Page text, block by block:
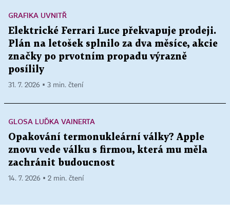
GRAFIKA UVNITŘ
Elektrické Ferrari Luce překvapuje prodeji.
Plán na letošek splnilo za dva měsíce, akcie
značky po prvotním propadu výrazně
posílily
31. 7. 2026 ▪ 3 min. čtení
GLOSA LUĎKA VAINERTA
Opakování termonukleární války? Apple
znovu vede válku s firmou, která mu měla
zachránit budoucnost
14. 7. 2026 ▪ 2 min. čtení